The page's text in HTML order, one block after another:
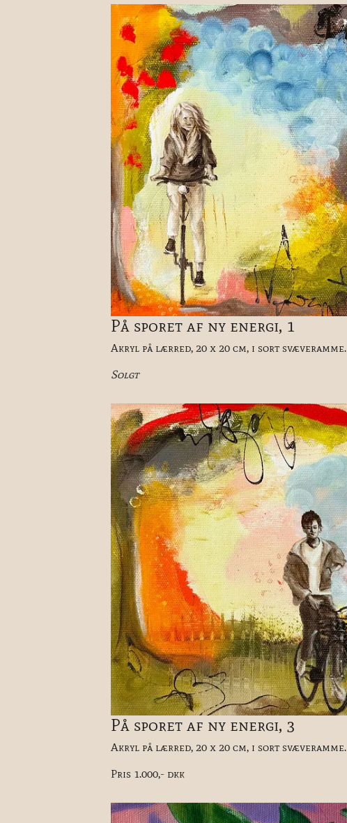
På sporet af ny energi, 1
Akryl på lærred, 20 x 20 cm, i sort svæveramme.
Solgt
På sporet af ny energi, 3
Akryl på lærred, 20 x 20 cm, i sort svæveramme.
Pris 1.000,- dkk